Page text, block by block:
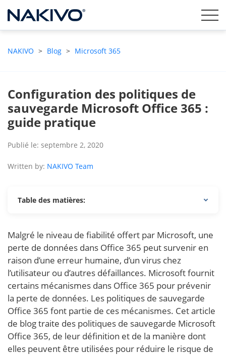
NAKIVO > Blog > Microsoft 365
Configuration des politiques de
sauvegarde Microsoft Office 365 :
guide pratique
Publié le: septembre 2, 2020
Written by: NAKIVO Team
Table des matières:
Malgré le niveau de fiabilité offert par Microsoft, une
perte de données dans Office 365 peut survenir en
raison d’une erreur humaine, d’un virus chez
l’utilisateur ou d’autres défaillances. Microsoft fournit
certains mécanismes dans Office 365 pour prévenir
la perte de données. Les politiques de sauvegarde
Office 365 font partie de ces mécanismes. Cet article
de blog traite des politiques de sauvegarde Microsoft
Office 365, de leur définition et de la manière dont
elles peuvent être utilisées pour réduire le risque de